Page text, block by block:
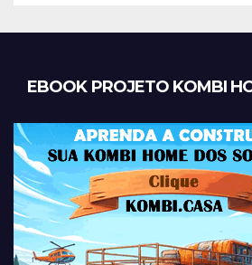
EBOOK PROJETO KOMBI